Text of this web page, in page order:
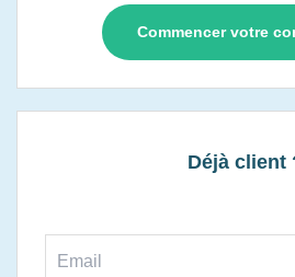
Commencer votre
Déjà client